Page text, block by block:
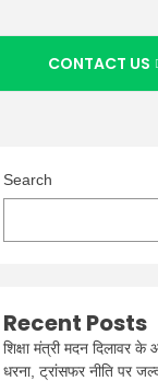
CONTACT US
Search
Recent Posts
शिक्षा मंत्री मदन दिलावर
धरना, ट्रांसफर नीति पर